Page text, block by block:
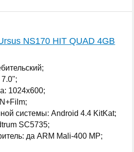
NS170 HIT QUAD 4GB
1024x600;
системы: Android 4.4 KitKat;
SC5735;
да ARM Mali-400 MP;